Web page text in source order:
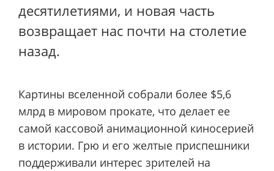
десятилетиями, и новая часть
возвращает нас почти на столетие
назад.
Картины вселенной собрали более $5,6
млрд в мировом прокате, что делает ее
самой кассовой анимационной киносерией
в истории. Грю и его желтые приспешники
поддерживали интерес зрителей на